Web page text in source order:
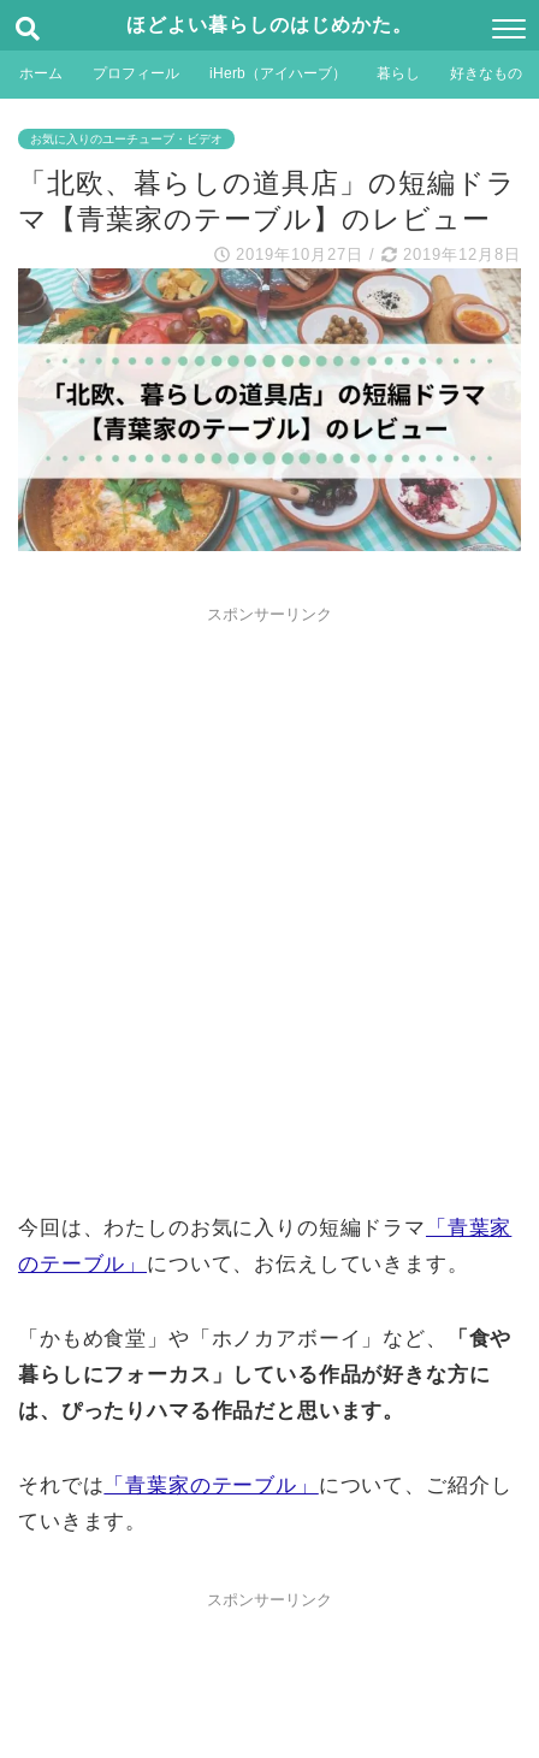
ほどよい暮らしのはじめかた。
ホーム プロフィール iHerb（アイハーブ） 暮らし 好きなもの
お気に入りのユーチューブ・ビデオ
「北欧、暮らしの道具店」の短編ドラ
マ【青葉家のテーブル】のレビュー
2019年10月27日 / 2019年12月8日
スポンサーリンク
今回は、わたしのお気に入りの短編ドラマ
「青葉家
のテーブル」 について、お伝えしていきます。
「かもめ食堂」や「ホノカアボーイ」など、
「食や
暮らしにフォーカス」している作品が好きな方に
は、ぴったりハマる作品だと思います。
それでは 「青葉家のテーブル」 について、ご紹介し
ていきます。
スポンサーリンク